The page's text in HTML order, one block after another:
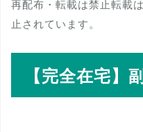
再配布・転載は禁止転載
止されています。
【完全在宅】